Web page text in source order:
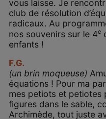
vous laisse. Je
club de résolution
radicaux. Au
nos souvenirs sur le 4e
enfants !
F.G.
(un brin moqueuse)
équations ! Pour ma
mes petiots et petiotes
figures dans le sable,
Archimède, tout juste